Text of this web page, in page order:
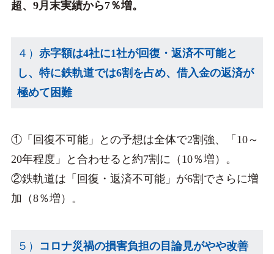
超、9月末実績から7％増。
４） 赤字額は4社に1社が回復・返済不可能と
し、特に鉄軌道では6割を占め、借入金の返済が
極めて困難
①「回復不可能」との予想は全体で2割強、「10～
20年程度」と合わせると約7割に（10％増）。
②鉄軌道は「回復・返済不可能」が6割でさらに増
加（8％増）。
５）
コロナ災禍の損害負担の目論見がやや改善